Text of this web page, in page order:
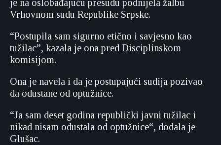
je na oslobađajuću presudu podnijela žalbu
Vrhovnom sudu Republike Srpske.
“Postupila sam sigurno etično i savjesno kao
tužilac”, kazala je ona pred Disciplinskom
komisijom.
Ona je navela i da je postupajući sudija pozivao
da odustane od optužnice.
“Ja sam deset godina republički javni tužilac i
nikad nisam odustala od optužnice“, dodala je
Glušac.